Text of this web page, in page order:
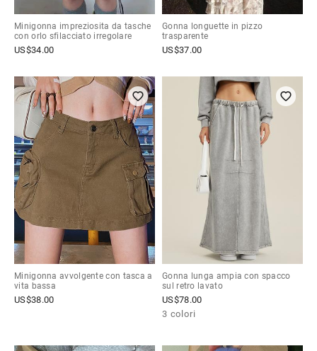
Minigonna impreziosita da tasche
con orlo sfilacciato irregolare
US$34.00
Gonna longuette in pizzo
trasparente
US$37.00
Minigonna avvolgente con tasca a
vita bassa
US$38.00
Gonna lunga ampia con spacco
sul retro lavato
US$78.00
3 colori